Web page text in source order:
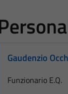
Gaudenzio
Funzionario E.Q.